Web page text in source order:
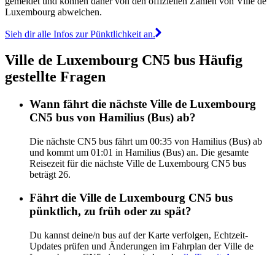
Luxembourg abweichen.
Sieh dir alle Infos zur Pünktlichkeit an.
Ville de Luxembourg CN5 bus Häufig
gestellte Fragen
Wann fährt die nächste Ville de Luxembourg
CN5 bus von Hamilius (Bus) ab?
Die nächste CN5 bus fährt um 00:35 von Hamilius (Bus) ab
und kommt um 01:01 in Hamilius (Bus) an. Die gesamte
Reisezeit für die nächste Ville de Luxembourg CN5 bus
beträgt 26.
Fährt die Ville de Luxembourg CN5 bus
pünktlich, zu früh oder zu spät?
Du kannst deine/n bus auf der Karte verfolgen, Echtzeit-
Updates prüfen und Änderungen im Fahrplan der Ville de